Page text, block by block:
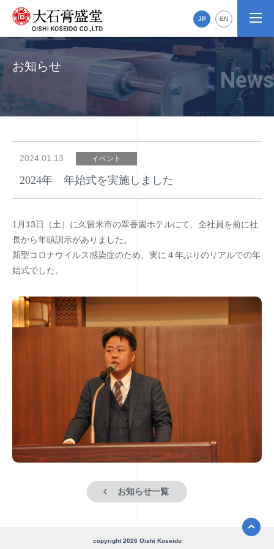
JP EN
お知らせ
2024.01.13 イベント
2024年 年始式を実施しました
1月13日（土）に久留米市の翠香園ホテルにて、全社員を前に社
長から年頭訓示がありました。
新型コロナウイルス感染症のため、実に４年ぶりのリアルでの年
始式でした。
お知らせ一覧
copyright2026 Oishi Koseido